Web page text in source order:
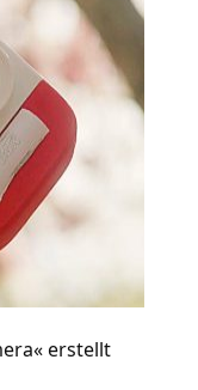
erstellt